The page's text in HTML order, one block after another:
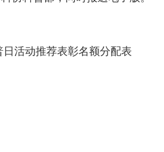
活动推荐表彰名额分配表